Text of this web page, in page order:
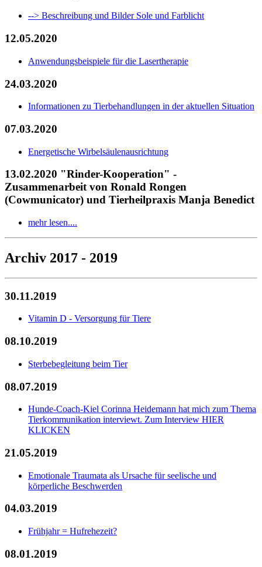
--> Beschreibung und Bilder Sole und Farblicht
12.05.2020
Anwendungsbeispiele für die Lasertherapie
24.03.2020
Informationen zu Tierbehandlungen in der aktuellen Situation
07.03.2020
Energetische Wirbelsäulenausrichtung
13.02.2020 "Rinder-Kooperation" -
Zusammenarbeit von Ronald Rongen
(Cowmunicator) und Tierheilpraxis Manja Benedict
mehr lesen....
Archiv 2017 - 2019
30.11.2019
Vitamin D - Versorgung für Tiere
08.10.2019
Sterbebegleitung beim Tier
08.07.2019
Hunde-Coach-Kiel Corinna Heidemann hat mich zum Thema
Tierkommunikation interviewt. Zum Interview HIER
KLICKEN
21.05.2019
Emotionale Traumata als Ursache für seelische und
körperliche Beschwerden
04.03.2019
Frühjahr = Hufrehezeit?
08.01.2019